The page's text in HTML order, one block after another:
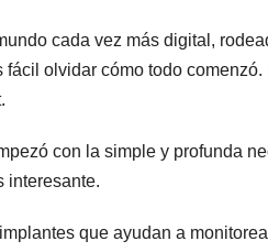
cada ​vez más digital,
fácil olvidar cómo todo
con la⁢ simple y profunda
interesante.
que ayudan ‌a⁢